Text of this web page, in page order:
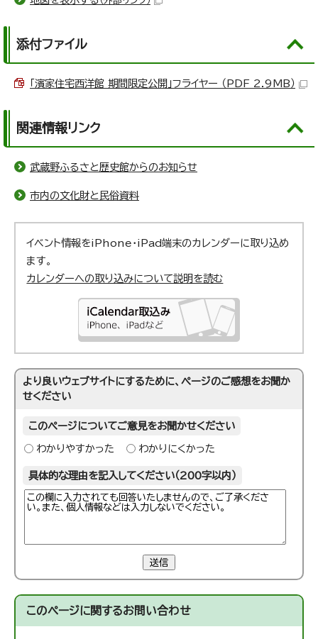
添付ファイル
「濱家住宅西洋館 期間限定公開」フライヤー （PDF 2.9MB）
関連情報リンク
武蔵野ふるさと歴史館からのお知らせ
市内の文化財と民俗資料
イベント情報をiPhone・iPad端末のカレンダーに取り込め
ます。
カレンダーへの取り込みについて説明を読む
より良いウェブサイトにするために、ページのご感想をお聞か
せください
このページについてご意見をお聞かせください
わかりやすかった わかりにくかった
具体的な理由を記入してください（200字以内）
送信
このページに関するお問い合わせ